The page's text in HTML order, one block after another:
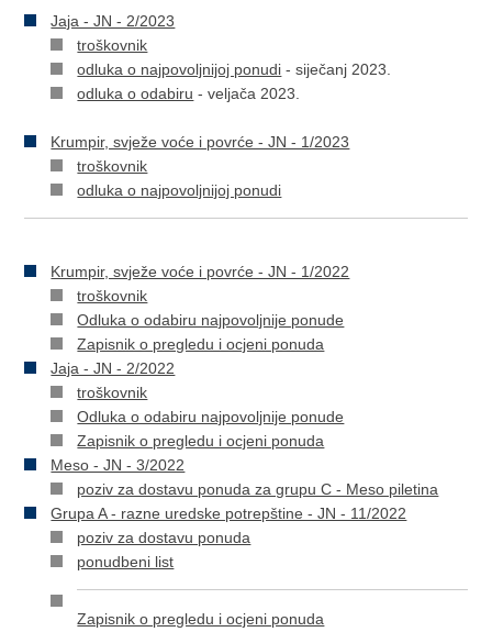
Jaja - JN - 2/2023
troškovnik
odluka o najpovoljnijoj ponudi - siječanj 2023.
odluka o odabiru - veljača 2023.
Krumpir, svježe voće i povrće - JN - 1/2023
troškovnik
odluka o najpovoljnijoj ponudi
Krumpir, svježe voće i povrće - JN - 1/2022
troškovnik
Odluka o odabiru najpovoljnije ponude
Zapisnik o pregledu i ocjeni ponuda
Jaja - JN - 2/2022
troškovnik
Odluka o odabiru najpovoljnije ponude
Zapisnik o pregledu i ocjeni ponuda
Meso - JN - 3/2022
poziv za dostavu ponuda za grupu C - Meso piletina
Grupa A - razne uredske potrepštine - JN - 11/2022
poziv za dostavu ponuda
ponudbeni list
Zapisnik o pregledu i ocjeni ponuda